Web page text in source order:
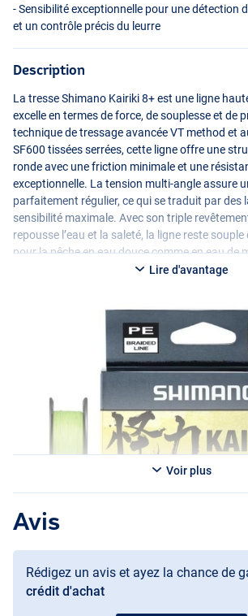
- Sensibilité exceptionnelle pour une détection
et un contrôle précis du leurre
Description
La tresse Shimano Kairiki 8+ est une ligne
excelle en termes de force, de souplesse et de
technique de tressage avancée VT method et
SF600 tissées serrées, cette ligne offre une
ronde avec une friction minimale et une
exceptionnelle. La tension multi-angle assure
parfaitement régulier, ce qui se traduit par des
sensibilité maximale. Avec son triple
repousse l’eau et la saleté, la ligne reste
pour la pêche en eau douce comme en eau de
diverses techniques – du finesse à la pêche
Lire d'avantage
Voir plus
Avis
Rédigez un avis et ayez la chance de
crédit d'achat